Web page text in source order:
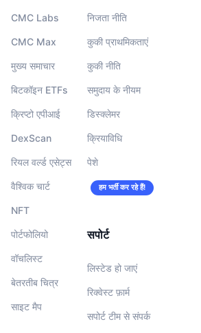
CMC Labs
CMC Max
मुख्य समाचार
बिटकॉइन ETFs
क्रिप्टो एपीआई
DexScan
रियल वर्ल्ड एसेट्स
वैश्विक चार्ट
NFT
पोर्टफोलियो
वॉचलिस्‍ट
बेतरतीब चित्र
साइट मैप
निजता नीति
कुकी प्राथमिकताएं
कुकी नीति
समुदाय के नीयम
डिस्क्लेमर
क्रियाविधि
पेशे
हम भर्ती कर रहे हैं!
सपोर्ट
लिस्टेड हो जाएं
रिक्वेस्ट फ़ार्म
सपोर्ट टीम से संपर्क